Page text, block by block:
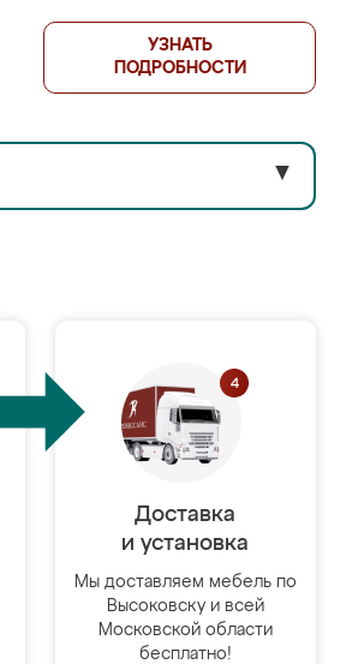
УЗНАТЬ
ПОДРОБНОСТИ
▼
Доставка
и установка
Мы доставляем мебель по
Высоковску и всей
Московской области
бесплатно!